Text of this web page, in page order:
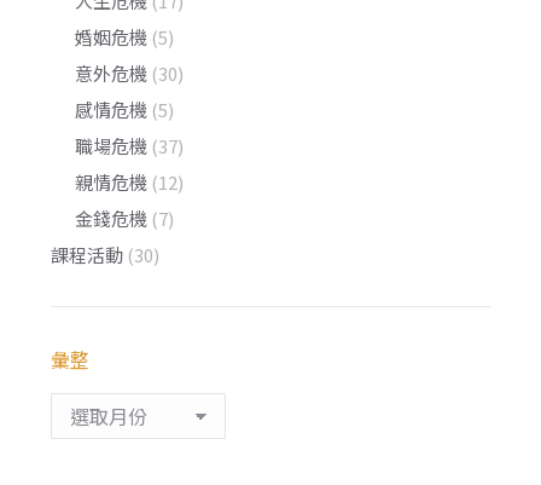
婚姻危機 (5)
意外危機 (30)
感情危機 (5)
職場危機 (37)
親情危機 (12)
金錢危機 (7)
課程活動 (30)
彙整
整